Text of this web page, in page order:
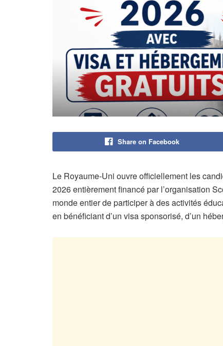
Share on Facebook
Le Royaume-Uni ouvre officiellement les
2026 entièrement financé par l’organisation
monde entier de participer à des activités
en bénéficiant d’un visa sponsorisé, d’un